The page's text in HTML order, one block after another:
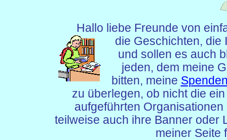
Hallo liebe Freunde von
die Geschichten, die
und sollen es auch
jeden, dem meine
bitten, meine
zu überlegen, ob nicht die
aufgeführten
teilweise auch ihre Banner oder
meiner Seite